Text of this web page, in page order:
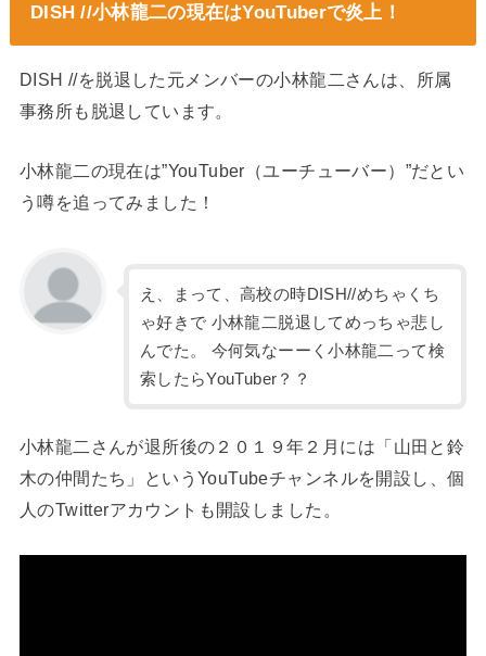
DISH //小林龍二の現在はYouTuberで炎上！
DISH //を脱退した元メンバーの小林龍二さんは、所属
事務所も脱退しています。
小林龍二の現在は”YouTuber（ユーチューバー）”だとい
う噂を追ってみました！
え、まって、高校の時DISH//めちゃくち
ゃ好きで 小林龍二脱退してめっちゃ悲し
んでた。 今何気なーーく小林龍二って検
索したらYouTuber？？
小林龍二さんが退所後の２０１９年２月には「山田と鈴
木の仲間たち」というYouTubeチャンネルを開設し、個
人のTwitterアカウントも開設しました。